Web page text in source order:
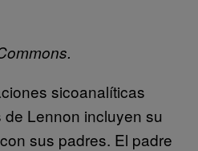
sicoanalíticas
Lennon incluyen su
sus padres. El padre